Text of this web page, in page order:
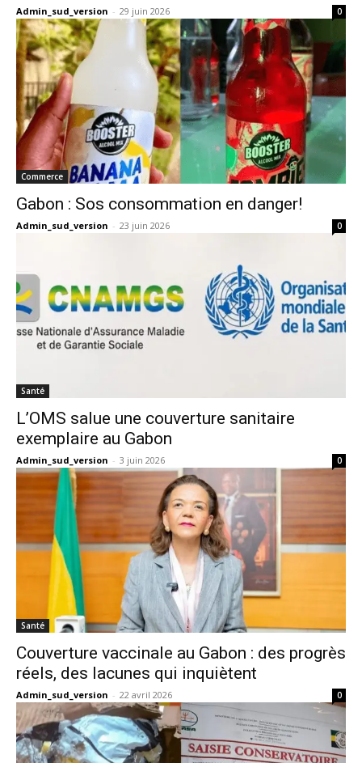
Admin_sud_version - 29 juin 2026 0
Commerce
Gabon : Sos consommation en danger!
Admin_sud_version - 23 juin 2026 0
Santé
L’OMS salue une couverture sanitaire
exemplaire au Gabon
Admin_sud_version - 3 juin 2026 0
Santé
Couverture vaccinale au Gabon : des progrès
réels, des lacunes qui inquiètent
Admin_sud_version - 22 avril 2026 0